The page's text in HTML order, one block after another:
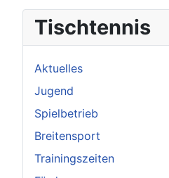
Tischtennis
Aktuelles
Jugend
Spielbetrieb
Breitensport
Trainingszeiten